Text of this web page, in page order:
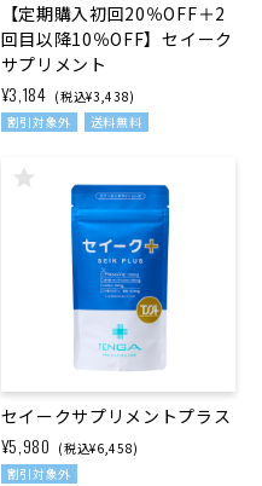
【定期購入初回20％OFF＋2
回目以降10％OFF】セイーク
サプリメント
¥3,184 (税込¥3,438)
割引対象外
送料無料
セイークサプリメントプラス
¥5,980 (税込¥6,458)
割引対象外